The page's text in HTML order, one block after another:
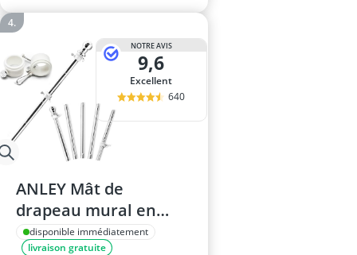
NOTRE AVIS
9,6
Excellent
640
ANLEY Mât de
drapeau mural en
acier inoxydable 1,8 m
disponible immédiatement
livraison gratuite